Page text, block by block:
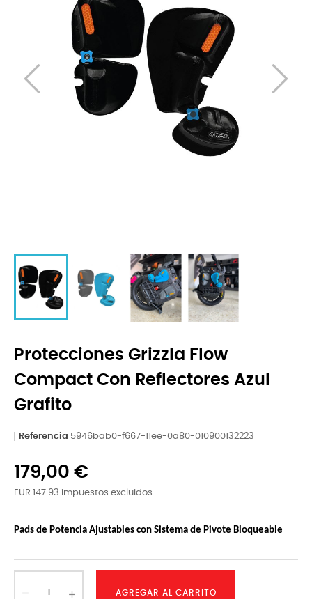
Protecciones Grizzla Flow
Compact Con Reflectores Azul
Grafito
Referencia 5946bab0-f667-11ee-0a80-010900132223
179,00 €
EUR 147.93 impuestos excluidos.
Pads de Potencia Ajustables con Sistema de Pivote Bloqueable
AGREGAR AL CARRITO